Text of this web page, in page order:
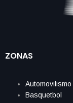
ZONAS
Automovilismo
Basquetbol